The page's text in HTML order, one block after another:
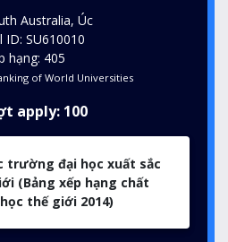
Australia, Úc
ID: SU610010
hạng: 405
of World Universities
apply: 100
trường đại học xuất sắc
(Bảng xếp hạng chất
thế giới 2014)